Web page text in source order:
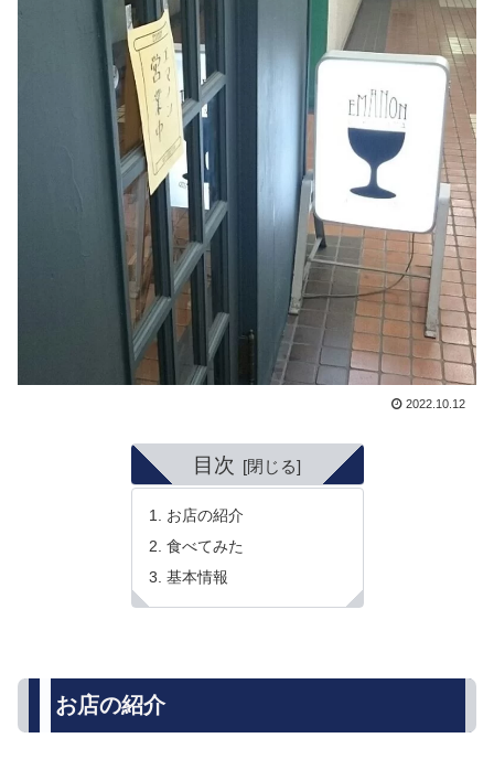
2022.10.12
目次
お店の紹介
食べてみた
基本情報
お店の紹介